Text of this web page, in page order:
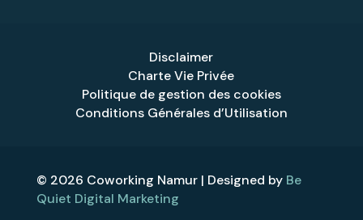
Disclaimer
Charte Vie Privée
Politique de gestion des cookies
Conditions Générales d’Utilisation
© 2026 Coworking Namur | Designed by Be
Quiet Digital Marketing